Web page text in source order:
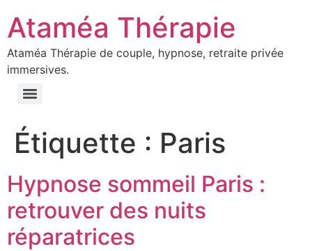
Ataméa Thérapie
Ataméa Thérapie de couple, hypnose, retraite privée
immersives.
Étiquette : Paris
Hypnose sommeil Paris :
retrouver des nuits
réparatrices